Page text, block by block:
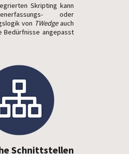
Skripting kann
oder
von TWedgeauch
Bedürfnisse angepasst
Schnittstellen